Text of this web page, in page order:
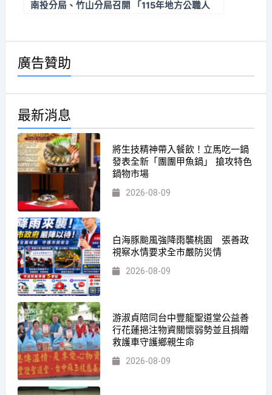
南投分局、竹山分局召開 「115年地方公職人
廣告贊助
最新消息
將生技精神帶入餐飲！立馬吃一鍋
發表全新「團團甲魚鍋」 搶攻特色
鍋物市場
2026-08-09
白海豚颱風強降雨襲桃園 張善政
視察水情要求全市嚴防災情
2026-08-09
游淑貞陪同台中豐龍聖道堂公益善
行花蓮挹注物資關懷弱勢並且捐贈
救護車守護鄉親生命
2026-08-09